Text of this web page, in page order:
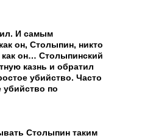
И самым
он, Столыпин, никто
как он… Столыпинский
казнь и обратил
убийство. Часто
по
Столыпин таким